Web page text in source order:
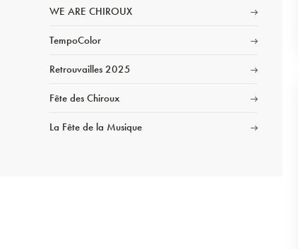
WE ARE CHIROUX
TempoColor
Retrouvailles 2025
Fête des Chiroux
La Fête de la Musique